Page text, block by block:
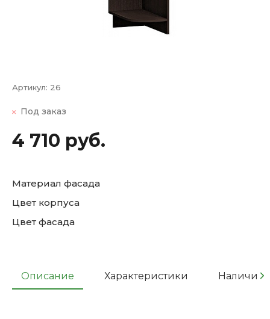
Артикул: 26
Под заказ
4 710 руб.
Материал фасада
Цвет корпуса
Цвет фасада
Описание Характеристики Наличие